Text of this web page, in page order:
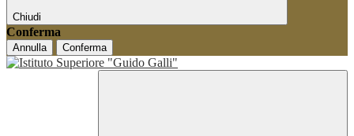
Chiudi
Conferma
Annulla Conferma